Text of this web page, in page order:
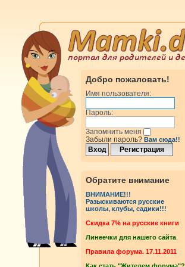
Добро пожаловать!
Имя пользователя:
Пароль:
Запомнить меня
Забыли пароль? Вам сюда!!
Обратите внимание
ВНИМАНИЕ!!!
Разыскиваются русские
школы, клубы, садики!!!
Cкидка 7% на русские книги
Линеечки для нашего сайта
Правила форума. 17.11.2011